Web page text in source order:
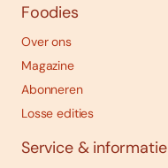
Foodies
Over ons
Magazine
Abonneren
Losse edities
Service & informatie